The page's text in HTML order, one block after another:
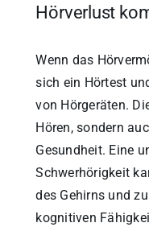
Hörverlust
Wenn das
sich ein Hörtest
von Hörgeräten.
Hören, sondern
Gesundheit. Eine
Schwerhörigkeit
des Gehirns und
kognitiven